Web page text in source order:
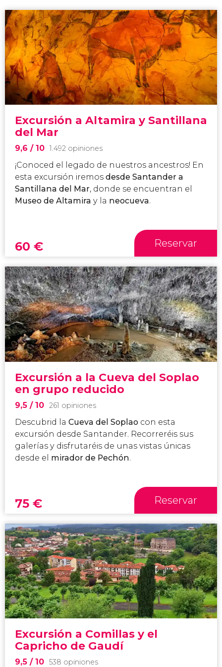
Excursión a Altamira y Santillana
del Mar
9,6 / 10 1.492 opiniones
¡Conoced el legado de nuestros ancestros! En
esta excursión iremos desde Santander a
Santillana del Mar, donde se encuentran el
Museo de Altamira y la neocueva.
60 € Reservar
Excursión a la Cueva del Soplao
en grupo reducido
9,5 / 10 261 opiniones
Descubrid la Cueva del Soplao con esta
excursión desde Santander. Recorreréis sus
galerías y disfrutaréis de unas vistas únicas
desde el mirador de Pechón.
75 € Reservar
Excursión a Comillas y el
Capricho de Gaudí
9,5 / 10 538 opiniones